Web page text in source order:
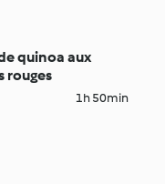
quinoa aux
rouges
1h 50min